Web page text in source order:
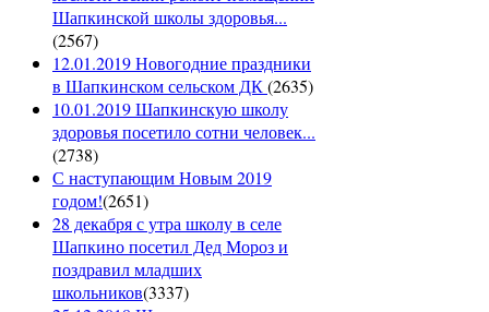
Шапкинской школы здоровья...
(2567)
12.01.2019 Новогодние праздники
в Шапкинском сельском ДК(2635)
10.01.2019 Шапкинскую школу
здоровья посетило сотни человек...
(2738)
С наступающим Новым 2019
годом!(2651)
28 декабря с утра школу в селе
Шапкино посетил Дед Мороз и
поздравил младших
школьников(3337)